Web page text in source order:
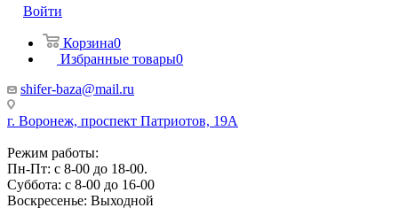
Войти
Корзина0
Избранные товары0
shifer-baza@mail.ru
г. Воронеж, проспект Патриотов, 19А
Режим работы:
Пн-Пт: с 8-00 до 18-00.
Суббота: с 8-00 до 16-00
Воскресенье: Выходной